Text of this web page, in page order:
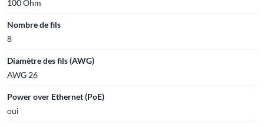
100 Ohm
Nombre de fils
8
Diamètre des fils (AWG)
AWG 26
Power over Ethernet (PoE)
oui